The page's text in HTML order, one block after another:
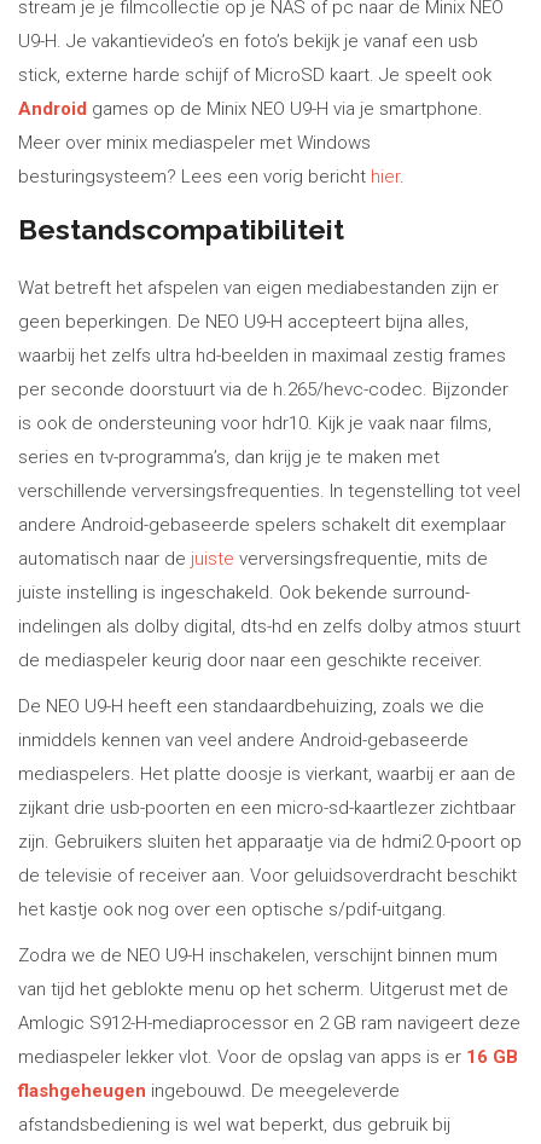
stream je je filmcollectie op je NAS of pc naar de Minix NEO
U9-H. Je vakantievideo’s en foto’s bekijk je vanaf een usb
stick, externe harde schijf of MicroSD kaart. Je speelt ook
Android games op de Minix NEO U9-H via je smartphone.
Meer over minix mediaspeler met Windows
besturingsysteem? Lees een vorig bericht hier.
Bestandscompatibiliteit
Wat betreft het afspelen van eigen mediabestanden zijn er
geen beperkingen. De NEO U9-H accepteert bijna alles,
waarbij het zelfs ultra hd-beelden in maximaal zestig frames
per seconde doorstuurt via de h.265/hevc-codec. Bijzonder
is ook de ondersteuning voor hdr10. Kijk je vaak naar films,
series en tv-programma’s, dan krijg je te maken met
verschillende verversingsfrequenties. In tegenstelling tot veel
andere Android-gebaseerde spelers schakelt dit exemplaar
automatisch naar de juiste verversingsfrequentie, mits de
juiste instelling is ingeschakeld. Ook bekende surround-
indelingen als dolby digital, dts-hd en zelfs dolby atmos stuurt
de mediaspeler keurig door naar een geschikte receiver.
De NEO U9-H heeft een standaardbehuizing, zoals we die
inmiddels kennen van veel andere Android-gebaseerde
mediaspelers. Het platte doosje is vierkant, waarbij er aan de
zijkant drie usb-poorten en een micro-sd-kaartlezer zichtbaar
zijn. Gebruikers sluiten het apparaatje via de hdmi2.0-poort op
de televisie of receiver aan. Voor geluidsoverdracht beschikt
het kastje ook nog over een optische s/pdif-uitgang.
Zodra we de NEO U9-H inschakelen, verschijnt binnen mum
van tijd het geblokte menu op het scherm. Uitgerust met de
Amlogic S912-H-mediaprocessor en 2 GB ram navigeert deze
mediaspeler lekker vlot. Voor de opslag van apps is er 16 GB
flashgeheugen ingebouwd. De meegeleverde
afstandsbediening is wel wat beperkt, dus gebruik bij